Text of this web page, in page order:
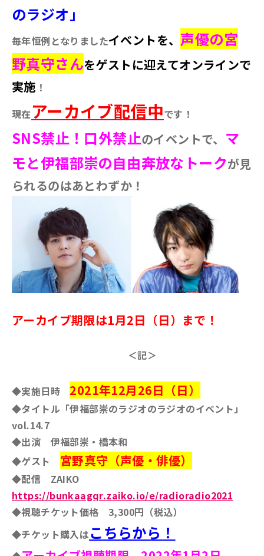
のラジオ」
毎年恒例となりましたイベントを、声優の宮
野真守さんをゲストに迎えてオンラインで
実施 ！
現在 アーカイブ配信中です！
SNS禁止！口外禁止のイベントで、 マ
モと伊福部崇の自由奔放なトークが見
られるのはあとわずか！
アーカイブ期限は1月2日（日）まで！
＜記＞
◆実施日時 2021年12月26日（日）
◆タイトル「伊福部崇のラジオのラジオのイベント」
vol.14.7
◆出演 伊福部崇・橋本和
◆ゲスト 宮野真守（声優・俳優）
◆配信 ZAIKO
https://bunkaagqr.zaiko.io/e/radioradio2021
◆視聴チケット価格 3,300円（税込）
◆チケット購入はこちらから！